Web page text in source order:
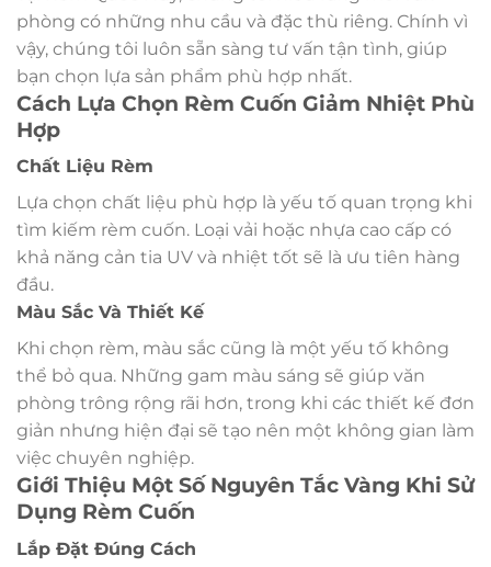
phòng có những nhu cầu và đặc thù riêng. Chính vì
vậy, chúng tôi luôn sẵn sàng tư vấn tận tình, giúp
bạn chọn lựa sản phẩm phù hợp nhất.
Cách Lựa Chọn Rèm Cuốn Giảm Nhiệt Phù
Hợp
Chất Liệu Rèm
Lựa chọn chất liệu phù hợp là yếu tố quan trọng khi
tìm kiếm rèm cuốn. Loại vải hoặc nhựa cao cấp có
khả năng cản tia UV và nhiệt tốt sẽ là ưu tiên hàng
đầu.
Màu Sắc Và Thiết Kế
Khi chọn rèm, màu sắc cũng là một yếu tố không
thể bỏ qua. Những gam màu sáng sẽ giúp văn
phòng trông rộng rãi hơn, trong khi các thiết kế đơn
giản nhưng hiện đại sẽ tạo nên một không gian làm
việc chuyên nghiệp.
Giới Thiệu Một Số Nguyên Tắc Vàng Khi Sử
Dụng Rèm Cuốn
Lắp Đặt Đúng Cách